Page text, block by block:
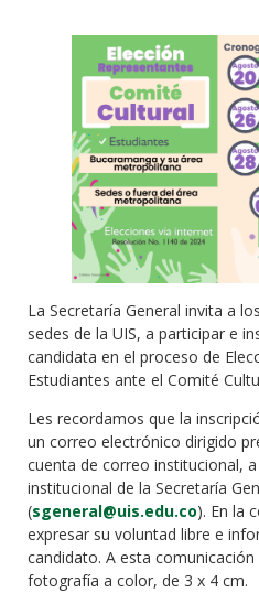
La Secretaría General invita a
sedes de la UIS, a participar e
candidata en el proceso de
Estudiantes ante el Comité
Les recordamos que la
un correo electrónico dirigido
cuenta de correo institucional,
institucional de la Secretaría
(sgeneral@uis.edu.co). En la
expresar su voluntad libre e
candidato. A esta
fotografía a color, de 3 x 4 cm.